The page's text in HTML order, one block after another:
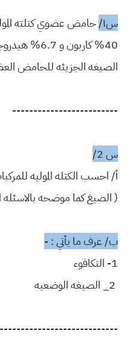
س١/
40% كاربون
الصيغه الجزيئه للحامض
-------------------------
س 2/
أ/ احسب الكتله الموليه
( الصيغ كما موضحه بالاسئله
ب/ عرف ما يأتي : -
1- التكافوء